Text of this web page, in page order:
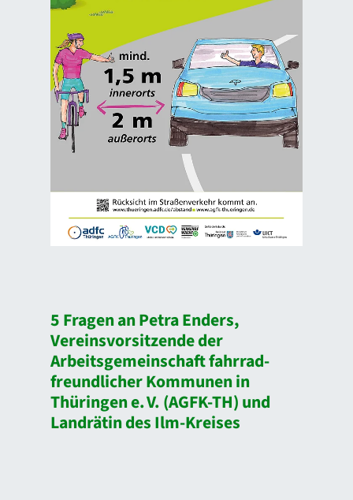
5 Fragen an Petra Enders,
Vereinsvorsitzende der
Arbeitsgemeinschaft fahrrad-
freundlicher Kommunen in
Thüringen e. V. (AGFK-TH) und
Landrätin des Ilm-Kreises